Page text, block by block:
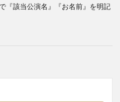
『該当公演名』『お名前』を明記